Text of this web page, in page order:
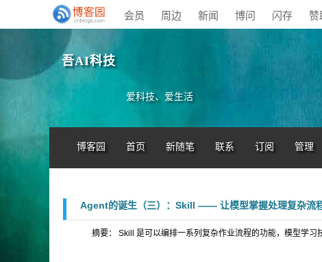
会员 周边 新闻 博问 闪存 赞
吾AI科技
爱科技、爱生活
博客园 首页 新随笔 联系 订阅 管理
Agent的诞生（三）：Skill —— 让模型掌握处理复杂流
摘要： Skill 是可以编排一系列复杂作业流程的功能，模型学习